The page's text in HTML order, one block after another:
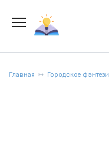
содержанию
Главная Городское фэнтези